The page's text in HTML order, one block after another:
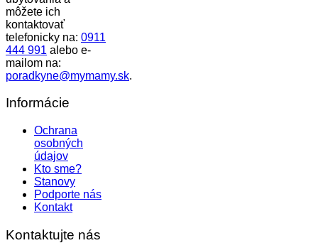
môžete ich
kontaktovať
telefonicky na: 0911
444 991 alebo e-
mailom na:
poradkyne@mymamy.sk.
Informácie
Ochrana
osobných
údajov
Kto sme?
Stanovy
Podporte nás
Kontakt
Kontaktujte nás